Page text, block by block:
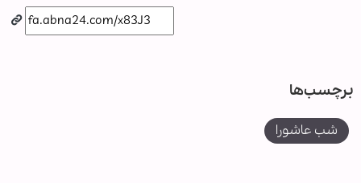
برچسب‌ها
شب عاشورا